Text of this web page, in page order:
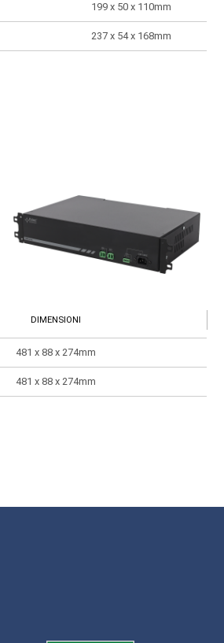
199 x 50 x 110mm
237 x 54 x 168mm
DIMENSIONI
481 x 88 x 274mm
481 x 88 x 274mm